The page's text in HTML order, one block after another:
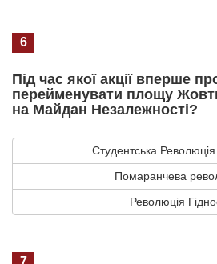
6
Під час якої акції вперше
перейменувати площу
на Майдан Незалежності?
Студентська Революція
Помаранчева
Революція
7